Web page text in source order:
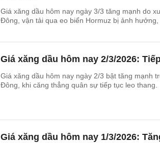
Giá xăng dầu hôm nay ngày 3/3 tăng mạnh do
Đông, vận tải qua eo biển Hormuz bị ảnh hưởng,
Giá xăng dầu hôm nay 2/3/2026:
Giá xăng dầu hôm nay ngày 2/3 bật tăng mạnh
Đông, khi căng thẳng quân sự tiếp tục leo thang.
Giá xăng dầu hôm nay 1/3/2026: